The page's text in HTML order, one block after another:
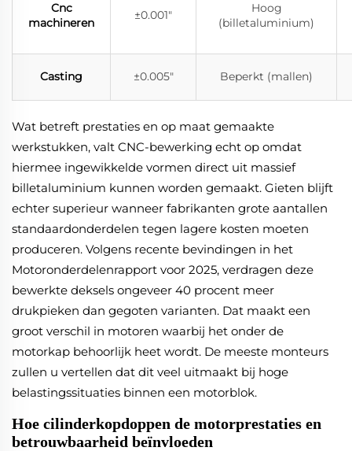
Cnc
machineren
±0.001"
Hoog
(billetaluminium)
Casting ±0.005" Beperkt (mallen)
Wat betreft prestaties en op maat gemaakte
werkstukken, valt CNC-bewerking echt op omdat
hiermee ingewikkelde vormen direct uit massief
billetaluminium kunnen worden gemaakt. Gieten blijft
echter superieur wanneer fabrikanten grote aantallen
standaardonderdelen tegen lagere kosten moeten
produceren. Volgens recente bevindingen in het
Motoronderdelenrapport voor 2025, verdragen deze
bewerkte deksels ongeveer 40 procent meer
drukpieken dan gegoten varianten. Dat maakt een
groot verschil in motoren waarbij het onder de
motorkap behoorlijk heet wordt. De meeste monteurs
zullen u vertellen dat dit veel uitmaakt bij hoge
belastingssituaties binnen een motorblok.
Hoe cilinderkopdoppen de motorprestaties en
betrouwbaarheid beïnvloeden